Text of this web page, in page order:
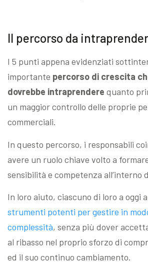
Il percorso da
I 5 punti appena evidenziati
importante percorso di crescita
dovrebbe intraprendere quanto
un maggior controllo delle proprie
commerciali.
In questo percorso, i responsabili
avere un ruolo chiave volto a
sensibilità e competenza all’interno
In loro aiuto, ciascuno di loro a oggi
strumenti potenti per gestire in
complessità, senza più dover
al ribasso nel proprio sforzo di
ed il suo continuo cambiamento.